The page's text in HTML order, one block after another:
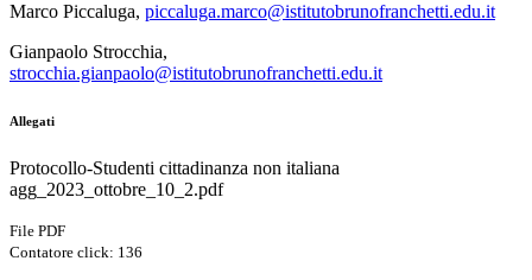
Marco Piccaluga, piccaluga.marco@istitutobrunofranchetti.edu.it
Gianpaolo Strocchia,
strocchia.gianpaolo@istitutobrunofranchetti.edu.it
Allegati
Protocollo-Studenti cittadinanza non italiana
agg_2023_ottobre_10_2.pdf
File PDF
Contatore click: 136